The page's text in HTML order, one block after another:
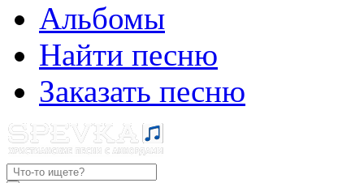
Альбомы
Найти песню
Заказать песню